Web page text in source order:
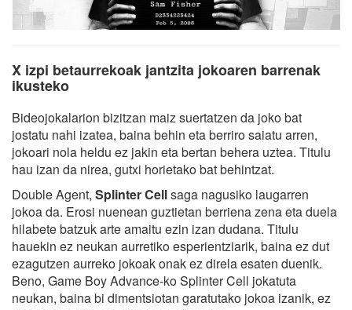
X izpi betaurrekoak jantzita jokoaren barrenak
ikusteko
Bideojokalarion bizitzan maiz suertatzen da joko bat
jostatu nahi izatea, baina behin eta berriro saiatu arren,
jokoari nola heldu ez jakin eta bertan behera uztea. Titulu
hau izan da nirea, gutxi horietako bat behintzat.
Double Agent, Splinter Cellsaga nagusiko laugarren
jokoa da. Erosi nuenean guztietan berriena zena eta duela
hilabete batzuk arte amaitu ezin izan dudana. Titulu
hauekin ez neukan aurretiko esperientziarik, baina ez dut
ezagutzen aurreko jokoak onak ez direla esaten duenik.
Beno, Game Boy Advance-ko Splinter Cell jokatuta
neukan, baina bi dimentsiotan garatutako jokoa izanik, ez